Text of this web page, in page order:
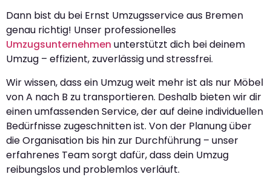
Dann bist du bei Ernst Umzugsservice aus Bremen
genau richtig! Unser professionelles
Umzugsunternehmen unterstützt dich bei deinem
Umzug – effizient, zuverlässig und stressfrei.
Wir wissen, dass ein Umzug weit mehr ist als nur Möbel
von A nach B zu transportieren. Deshalb bieten wir dir
einen umfassenden Service, der auf deine individuellen
Bedürfnisse zugeschnitten ist. Von der Planung über
die Organisation bis hin zur Durchführung – unser
erfahrenes Team sorgt dafür, dass dein Umzug
reibungslos und problemlos verläuft.